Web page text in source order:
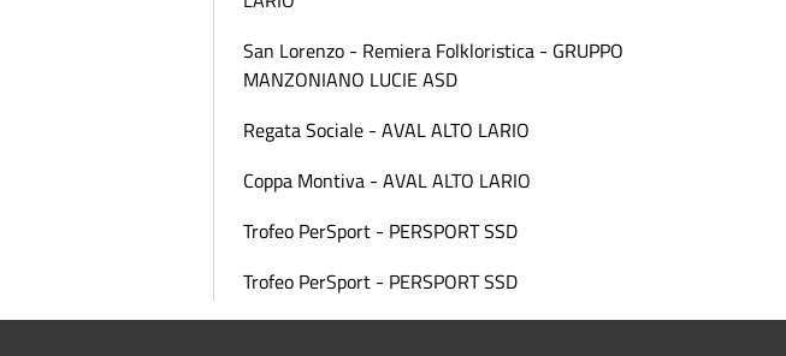
San Lorenzo - Remiera Folkloristica - GRUPPO
MANZONIANO LUCIE ASD
Regata Sociale - AVAL ALTO LARIO
Coppa Montiva - AVAL ALTO LARIO
Trofeo PerSport - PERSPORT SSD
Trofeo PerSport - PERSPORT SSD